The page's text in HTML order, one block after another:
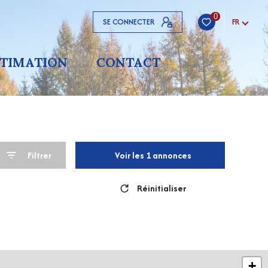
SE CONNECTER 0 FR
CONTACT
Filtrer Voir les 1annonces
Réinitialiser